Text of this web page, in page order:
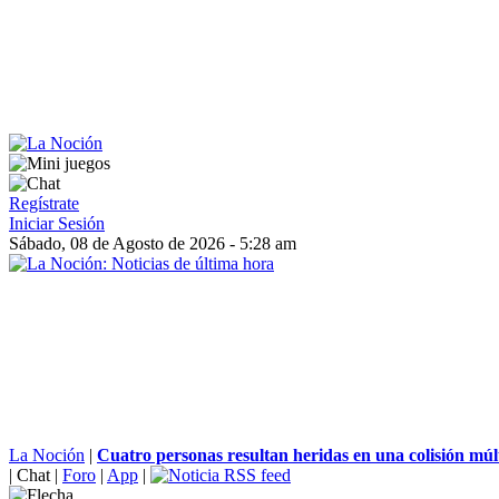
Regístrate
Iniciar Sesión
Sábado, 08 de Agosto de 2026 - 5:28 am
La Noción | Cuatro personas resultan heridas en una colisión
| Chat | Foro | App |